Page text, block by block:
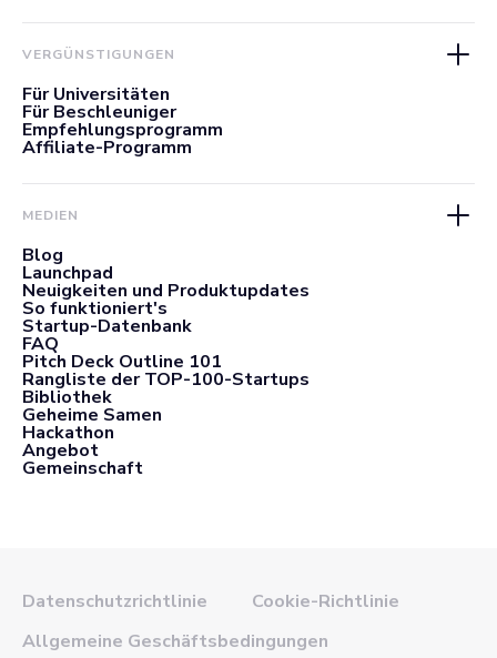
VERGÜNSTIGUNGEN
Für Universitäten
Für Beschleuniger
Empfehlungsprogramm
Affiliate-Programm
MEDIEN
Blog
Launchpad
Neuigkeiten und Produktupdates
So funktioniert's
Startup-Datenbank
FAQ
Pitch Deck Outline 101
Rangliste der TOP-100-Startups
Bibliothek
Geheime Samen
Hackathon
Angebot
Gemeinschaft
Datenschutzrichtlinie
Cookie-Richtlinie
Allgemeine Geschäftsbedingungen